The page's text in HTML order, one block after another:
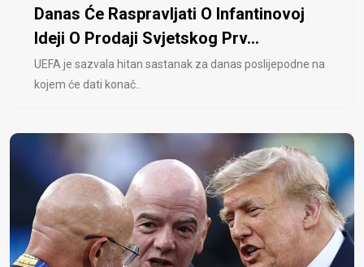
Danas Će Raspravljati O Infantinovoj
Ideji O Prodaji Svjetskog Prv...
UEFA je sazvala hitan sastanak za danas poslijepodne na
kojem će dati konač..